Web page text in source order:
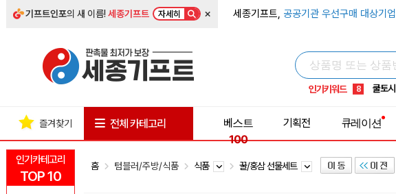
기프트인포의 새 이름!세종기프트 자세히 × 세종기프트, 공공기관 우선구매 대상기업
인기키워드
5 키캡
8 쿨토시
9 넥쿨러
1 선풍기
인기카테고리
TOP 10
즐겨찾기 전체 카테고리
베스트
100
기획전 큐레이션
홈 텀블러/주방/식품 식품 꿀/홍삼 선물세트